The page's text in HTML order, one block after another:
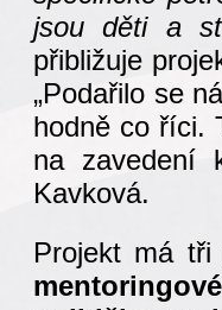
jsou děti a
přibližuje
„Podařilo se
hodně co říci.
na zavedení
Kavková.
Projekt má tři